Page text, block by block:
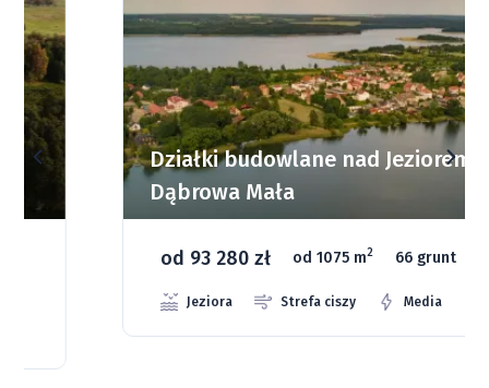
Działki budowlane nad Jeziorem
Dąbrowa Mała
od 93 280 zł od 1075 m 2 66 grunt
Strefa ciszy Media